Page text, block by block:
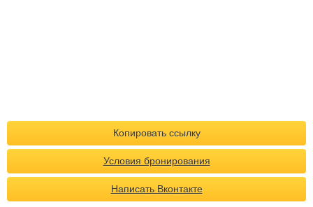
Копировать ссылку
Условия бронирования
Написать Вконтакте